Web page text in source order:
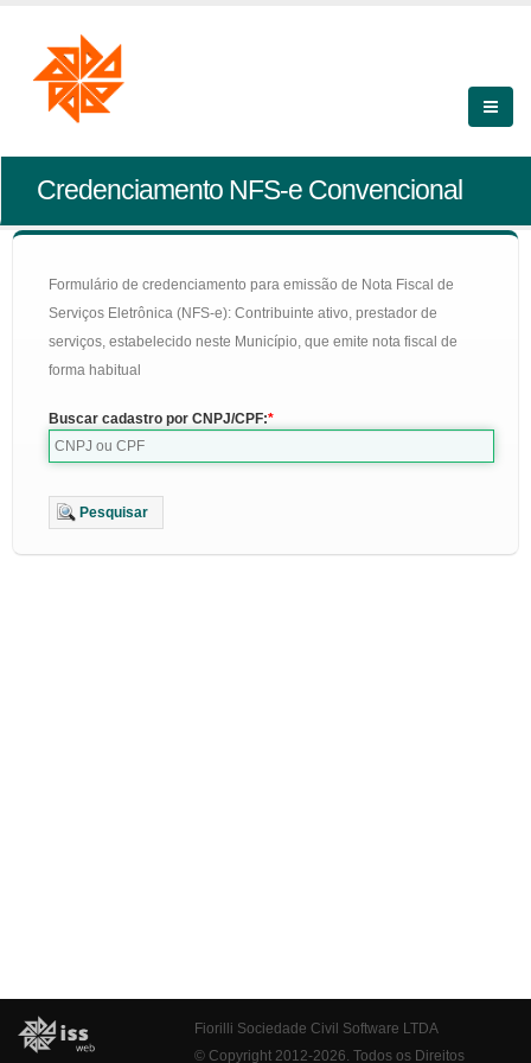
Credenciamento NFS-e Convencional
Formulário de credenciamento para emissão de Nota Fiscal de
Serviços Eletrônica (NFS-e): Contribuinte ativo, prestador de
serviços, estabelecido neste Município, que emite nota fiscal de
forma habitual
Buscar cadastro por CNPJ/CPF:
Pesquisar
Fiorilli Sociedade Civil Software LTDA
© Copyright 2012-2026. Todos os Direitos